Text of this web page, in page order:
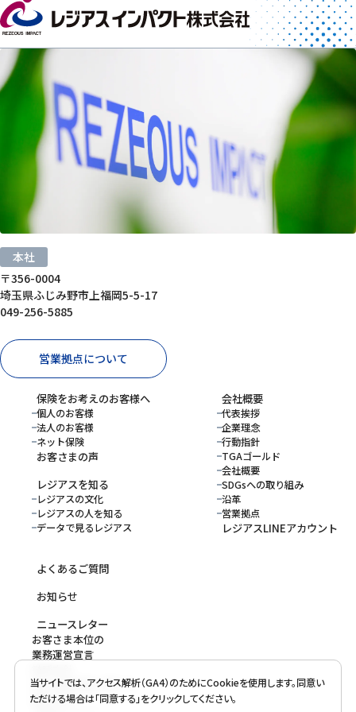
本社
〒356-0004
埼玉県ふじみ野市上福岡5-5-17
049-256-5885
営業拠点について
保険をお考えのお客様へ
個人のお客様
法人のお客様
ネット保険
お客さまの声
レジアスを知る
レジアスの文化
レジアスの人を知る
データで見るレジアス
会社概要
代表挨拶
企業理念
行動指針
TGAゴールド
会社概要
SDGsへの取り組み
沿革
営業拠点
レジアスLINEアカウント
よくあるご質問
お知らせ
ニュースレター
お客さま本位の
業務運営宣言
個人情報保護に関する
基本方針
当サイトでは、アクセス解析（GA4）のためにCookieを使用します。同意い
ただける場合は「同意する」をクリックしてください。